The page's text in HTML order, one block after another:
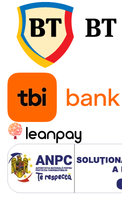
Tehnica diamantata
Masini de carotat
Masini de canelat
Carote diamantate
Discuri diamantate
Freze diamantate
Masini de sapat
Masini de sapat santuri (Trenchere)
Foreze pentru subtraversari
Accesorii pentru santier
Tubulatura evacuare deseuri
Parapeti rutieri
Arzatoare izolatii cu gaz
Scule si unelte
Scule electrice